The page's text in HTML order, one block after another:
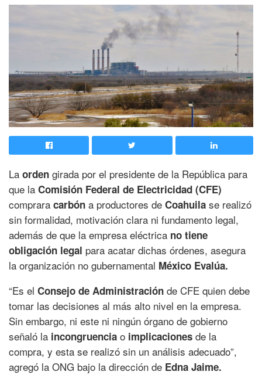
La orden girada por el presidente de la República para
que la Comisión Federal de Electricidad (CFE)
comprara carbón a productores de Coahuila se realizó
sin formalidad, motivación clara ni fundamento legal,
además de que la empresa eléctrica no tiene
obligación legal para acatar dichas órdenes, asegura
la organización no gubernamental México Evalúa.
“Es el Consejo de Administración de CFE quien debe
tomar las decisiones al más alto nivel en la empresa.
Sin embargo, ni este ni ningún órgano de gobierno
señaló la incongruencia o implicaciones de la
compra, y esta se realizó sin un análisis adecuado”,
agregó la ONG bajo la dirección de Edna Jaime.